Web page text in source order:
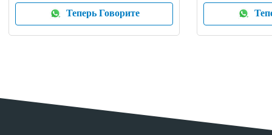
Теперь Говорите
отливают в
пылесоса
прессформа